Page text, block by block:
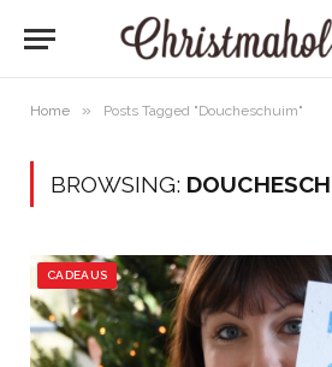
Home » Posts Tagged "Doucheschuim"
BROWSING:
CADEAUS